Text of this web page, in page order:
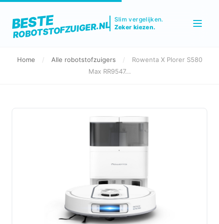
BESTE
ROBOTSTOFZUIGER.NL
Slim vergelijken.
Zeker kiezen.
Home / Alle robotstofzuigers /
Rowenta X Plorer S580
Max RR9547...